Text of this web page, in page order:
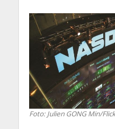
Foto: Julien GONG Min/